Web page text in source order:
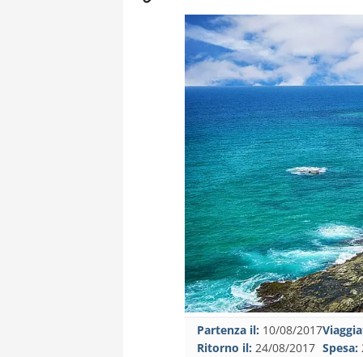
Partenza il: 10/08/2017
Ritorno il: 24/08/2017 Spesa: